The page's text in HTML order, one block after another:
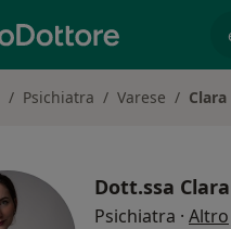
Psichiatra Varese
Dott.ssa
Psichiatra · Altro